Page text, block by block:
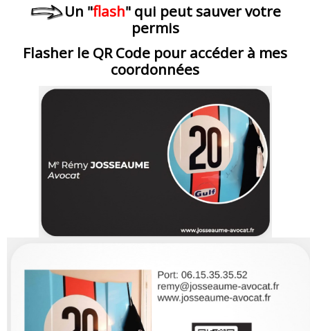
Un "flash" qui peut sauver votre
permis
Flasher le QR Code pour accéder à mes
coordonnées